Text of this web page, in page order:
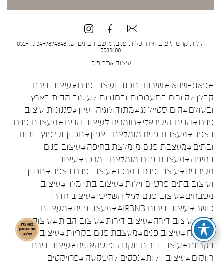
הילית קרש עיצוב ואדריכלות פנים, מושב הבונים, ט: 04-9894848 נ: 052-
5535400
עיצוב אתר מוזי
#פאנג-שוואי#שירותי תכנון ועיצוב פנים#עיצוב דירת
קבלן #סיורים בתערוכות ובחנויות לעיצוב הבית בארץ
ובעולם#הום סטיילינג#מתודולוגיה ועיון #סגנונות עיצוב
פנים#הבית הישראלי#חומרים לעיצוב הבית#מעצבת פנים
בצפון #מעצבת פנים מומלצת בצפון#תכנון ושיפוץ דירות
ובתים#מעצבת פנים מומלצת בחיפה#עיצוב פנים
בחיפה#מעצבת פנים מומלצת במרכז#עיצוב
משרדים#עיצוב פנים במרכז#עיצוב פנים בצפון #תכנון
ועיצוב בתים פרטיים וילות#עיצוב בתי מלון#עיצוב
מטבחים#עיצוב פנים לגיל השלישי#עיצוב חדרי
כושר#עיצוב דירות AIRBNB #מעצב פנים#מעצבת
פנים#עיצוב דירה#עיצוב דירות#עיצוב הבית#עיצוב
המטבח#עיצוב פנים#מעצבת פנים בקריות#עיצוב פנים
בקריות#עיצוב דירות יוקרה ופנטהאוזים#עיצוב דירת
רווקים#עיצוב וילות#נכסים להשקעה#פרויקטים